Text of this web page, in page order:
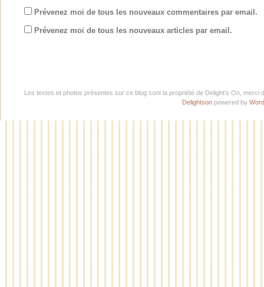
Prévenez moi de tous les nouveaux commentaires par email.
Prévenez moi de tous les nouveaux articles par email.
Les textes et photos présentes sur ce blog sont la propriété de Delight's On,
Delightson powered by